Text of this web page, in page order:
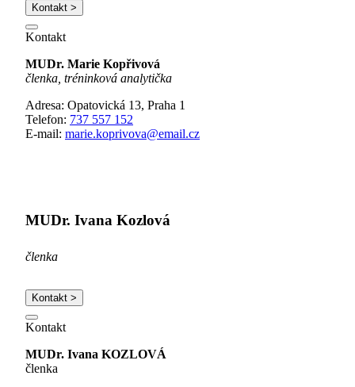
Kontakt >
Kontakt
MUDr. Marie Kopřivová
členka, tréninková analytička
Adresa: Opatovická 13, Praha 1
Telefon: 737 557 152
E-mail: marie.koprivova@email.cz
MUDr. Ivana Kozlová
členka
Kontakt >
Kontakt
MUDr. Ivana KOZLOVÁ
členka